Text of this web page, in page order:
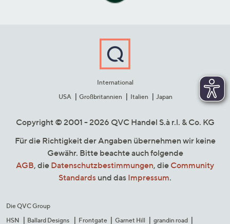
International
USA
Großbritannien Italien Japan
Copyright © 2001 - 2026 QVC Handel S.à r.l. & Co. KG
Für die Richtigkeit der Angaben übernehmen wir keine
Gewähr. Bitte beachte auch folgende
AGB, die Datenschutzbestimmungen, die Community
Standards und das Impressum.
Die QVC Group
HSN
Ballard Designs Frontgate Garnet Hill
grandin road